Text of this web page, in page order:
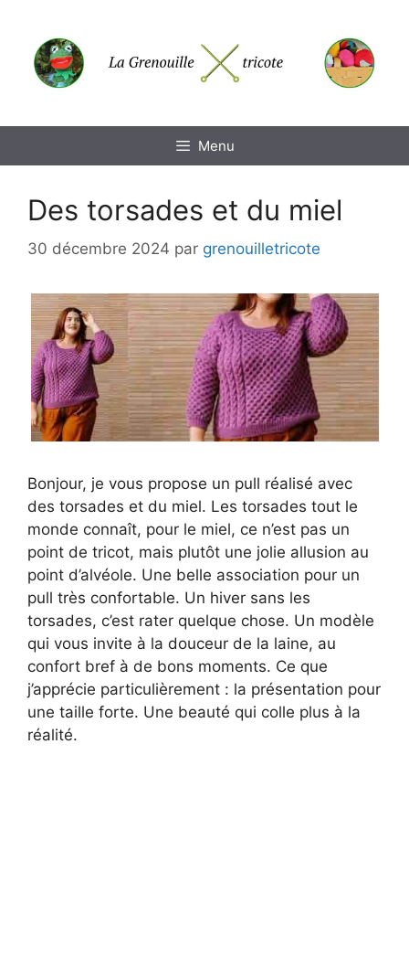
contenu
Menu
Des torsades et du miel
30 décembre 2024 par grenouilletricote
Bonjour, je vous propose un pull réalisé avec
des torsades et du miel. Les torsades tout le
monde connaît, pour le miel, ce n’est pas un
point de tricot, mais plutôt une jolie allusion au
point d’alvéole. Une belle association pour un
pull très confortable. Un hiver sans les
torsades, c’est rater quelque chose. Un modèle
qui vous invite à la douceur de la laine, au
confort bref à de bons moments. Ce que
j’apprécie particulièrement : la présentation pour
une taille forte. Une beauté qui colle plus à la
réalité.